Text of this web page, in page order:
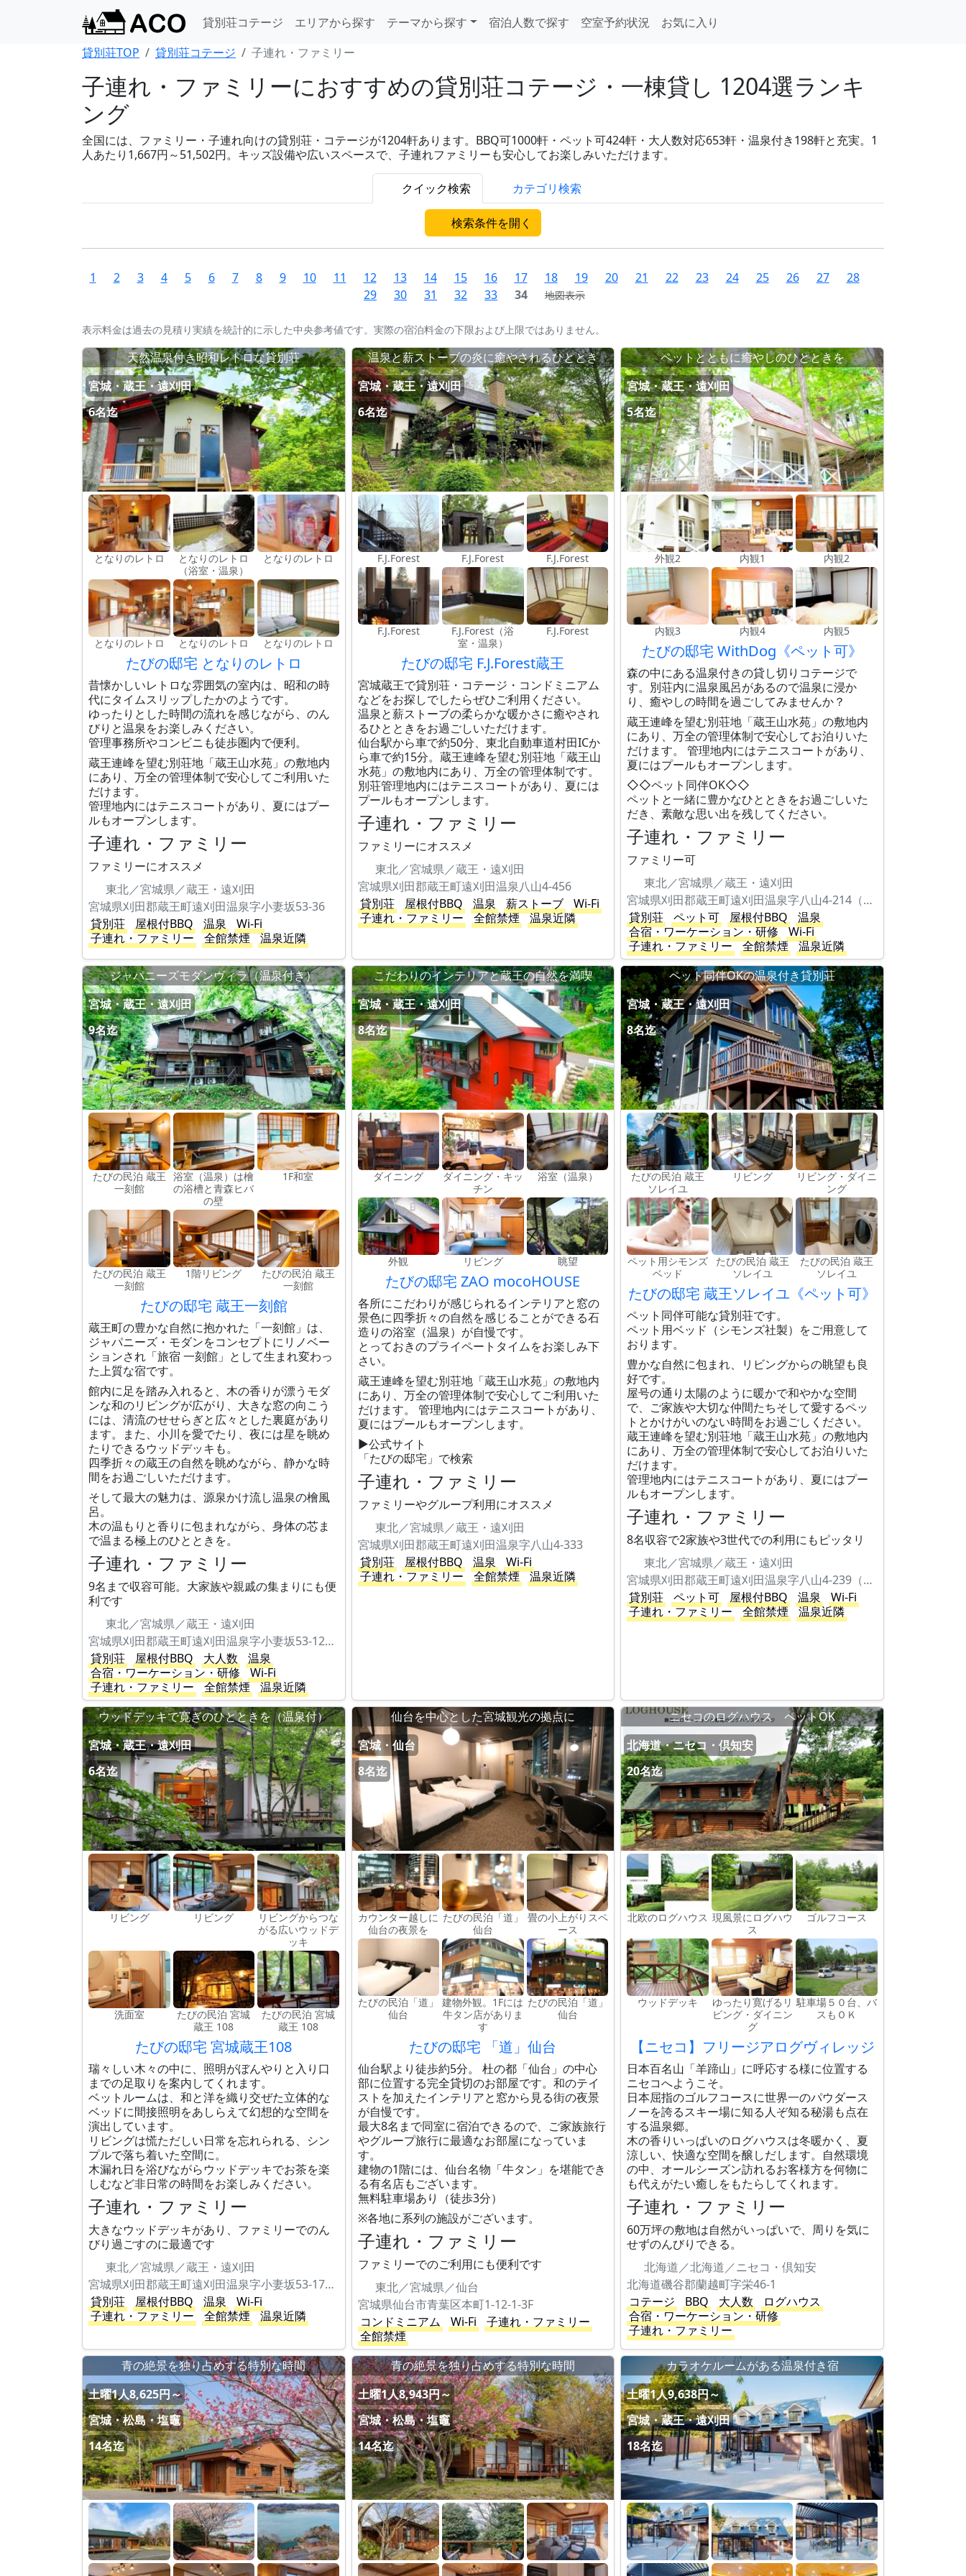
貸別荘コテージ エリアから探す テーマから探す 宿泊人数で探す 空室予約状況
お気に入り
貸別荘TOP
貸別荘コテージ 子連れ・ファミリー
子連れ・ファミリーにおすすめの貸別荘コテージ・一棟貸し 1204選ランキ
ング
全国には、ファミリー・子連れ向けの貸別荘・コテージが1204軒あります。BBQ可1000軒・ペット可424軒・大人数対応653軒・温泉付き198軒と充実。1
人あたり1,667円～51,502円。キッズ設備や広いスペースで、子連れファミリーも安心してお楽しみいただけます。
クイック検索 カテゴリ検索
検索条件を開く
1 2 3 4 5 6 7 8 9 10 11 12 13 14 15 16 17 18 19 20 21 22 23 24 25 26 27
28
29
30 31 32 33 34 地図表示
表示料金は過去の見積り実績を統計的に示した中央参考値です。実際の宿泊料金の下限および上限ではありません。
天然温泉付き昭和レトロな貸別荘
宮城・蔵王・遠刈田
6名迄
となりのレトロ
となりのレトロ
（浴室・温泉）
となりのレトロ
となりのレトロ となりのレトロ となりのレトロ
たびの邸宅 となりのレトロ
昔懐かしいレトロな雰囲気の室内は、昭和の時
代にタイムスリップしたかのようです。
ゆったりとした時間の流れを感じながら、のん
びりと温泉をお楽しみください。
管理事務所やコンビニも徒歩圏内で便利。
蔵王連峰を望む別荘地「蔵王山水苑」の敷地内
にあり、万全の管理体制で安心してご利用いた
だけます。
管理地内にはテニスコートがあり、夏にはプー
ルもオープンします。
子連れ・ファミリー
ファミリーにオススメ
東北／宮城県／蔵王・遠刈田
宮城県刈田郡蔵王町遠刈田温泉字小妻坂53-36
貸別荘
屋根付BBQ 温泉
Wi-Fi
子連れ・ファミリー
全館禁煙 温泉近隣
温泉と薪ストーブの炎に癒やされるひととき
宮城・蔵王・遠刈田
6名迄
F.J.Forest F.J.Forest F.J.Forest
F.J.Forest
F.J.Forest（浴
室・温泉）
F.J.Forest
たびの邸宅 F.J.Forest蔵王
宮城蔵王で貸別荘・コテージ・コンドミニアム
などをお探しでしたらぜひご利用ください。
温泉と薪ストーブの柔らかな暖かさに癒やされ
るひとときをお過ごしいただけます。
仙台駅から車で約50分、東北自動車道村田ICか
ら車で約15分。蔵王連峰を望む別荘地「蔵王山
水苑」の敷地内にあり、万全の管理体制です。
別荘管理地内にはテニスコートがあり、夏には
プールもオープンします。
子連れ・ファミリー
ファミリーにオススメ
東北／宮城県／蔵王・遠刈田
宮城県刈田郡蔵王町遠刈田温泉八山4-456
貸別荘
屋根付BBQ 温泉 薪ストーブ
Wi-Fi
子連れ・ファミリー
全館禁煙 温泉近隣
ペットとともに癒やしのひとときを
宮城・蔵王・遠刈田
5名迄
外観2 内観1 内観2
内観3 内観4 内観5
たびの邸宅 WithDog《ペット可》
森の中にある温泉付きの貸し切りコテージで
す。別荘内に温泉風呂があるので温泉に浸か
り、癒やしの時間を過ごしてみませんか？
蔵王連峰を望む別荘地「蔵王山水苑」の敷地内
にあり、万全の管理体制で安心してお泊りいた
だけます。 管理地内にはテニスコートがあり、
夏にはプールもオープンします。
◇◇ペット同伴OK◇◇
ペットと一緒に豊かなひとときをお過ごしいた
だき、素敵な思い出を残してください。
子連れ・ファミリー
ファミリー可
東北／宮城県／蔵王・遠刈田
宮城県刈田郡蔵王町遠刈田温泉字八山4-214（蔵王山水苑内）
貸別荘
ペット可 屋根付BBQ
温泉
合宿・ワーケーション・研修
Wi-Fi
子連れ・ファミリー
全館禁煙
温泉近隣
ジャパニーズモダンヴィラ（温泉付き）
宮城・蔵王・遠刈田
9名迄
たびの民泊 蔵王
一刻館
浴室（温泉）は檜
の浴槽と青森ヒバ
の壁
1F和室
たびの民泊 蔵王
一刻館
1階リビング
たびの民泊 蔵王
一刻館
たびの邸宅 蔵王一刻館
蔵王町の豊かな自然に抱かれた「一刻館」は、
ジャパニーズ・モダンをコンセプトにリノベー
ションされ「旅宿 一刻館」として生まれ変わっ
た上質な宿です。
館内に足を踏み入れると、木の香りが漂うモダ
ンな和のリビングが広がり、大きな窓の向こう
には、清流のせせらぎと広々とした裏庭があり
ます。また、小川を愛でたり、夜には星を眺め
たりできるウッドデッキも。
四季折々の蔵王の自然を眺めながら、静かな時
間をお過ごしいただけます。
そして最大の魅力は、源泉かけ流し温泉の檜風
呂。
木の温もりと香りに包まれながら、身体の芯ま
で温まる極上のひとときを。
子連れ・ファミリー
9名まで収容可能。大家族や親戚の集まりにも便
利です
東北／宮城県／蔵王・遠刈田
宮城県刈田郡蔵王町遠刈田温泉字小妻坂53-123（蔵王山水苑内）
貸別荘
屋根付BBQ 大人数
温泉
合宿・ワーケーション・研修
Wi-Fi
子連れ・ファミリー
全館禁煙 温泉近隣
こだわりのインテリアと蔵王の自然を満喫
宮城・蔵王・遠刈田
8名迄
ダイニング
ダイニング・キッ
チン
浴室（温泉）
外観 リビング 眺望
たびの邸宅 ZAO mocoHOUSE
各所にこだわりが感じられるインテリアと窓の
景色に四季折々の自然を感じることができる石
造りの浴室（温泉）が自慢です。
とっておきのプライペートタイムをお楽しみ下
さい。
蔵王連峰を望む別荘地「蔵王山水苑」の敷地内
にあり、万全の管理体制で安心してご利用いた
だけます。 管理地内にはテニスコートがあり、
夏にはプールもオープンします。
▶公式サイト
「たびの邸宅」で検索
子連れ・ファミリー
ファミリーやグループ利用にオススメ
東北／宮城県／蔵王・遠刈田
宮城県刈田郡蔵王町遠刈田温泉字八山4-333
貸別荘
屋根付BBQ 温泉
Wi-Fi
子連れ・ファミリー
全館禁煙 温泉近隣
ペット同伴OKの温泉付き貸別荘
宮城・蔵王・遠刈田
8名迄
たびの民泊 蔵王
ソレイユ
リビング
リビング・ダイニ
ング
ペット用シモンズ
ベッド
たびの民泊 蔵王
ソレイユ
たびの民泊 蔵王
ソレイユ
たびの邸宅 蔵王ソレイユ《ペット可》
ペット同伴可能な貸別荘です。
ペット用ベッド（シモンズ社製）をご用意して
おります。
豊かな自然に包まれ、リビングからの眺望も良
好です。
屋号の通り太陽のように暖かで和やかな空間
で、ご家族や大切な仲間たちそして愛するペッ
トとかけがいのない時間をお過ごしください。
蔵王連峰を望む別荘地「蔵王山水苑」の敷地内
にあり、万全の管理体制で安心してお泊りいた
だけます。
管理地内にはテニスコートがあり、夏にはプー
ルもオープンします。
子連れ・ファミリー
8名収容で2家族や3世代での利用にもピッタリ
東北／宮城県／蔵王・遠刈田
宮城県刈田郡蔵王町遠刈田温泉字八山4-239（蔵王山水苑内）
貸別荘
ペット可 屋根付BBQ 温泉
Wi-Fi
子連れ・ファミリー
全館禁煙 温泉近隣
ウッドデッキで寛ぎのひとときを（温泉付）
宮城・蔵王・遠刈田
6名迄
リビング リビング
リビングからつな
がる広いウッドデ
ッキ
洗面室
たびの民泊 宮城
蔵王 108
たびの民泊 宮城
蔵王 108
たびの邸宅 宮城蔵王108
瑞々しい木々の中に、照明がぼんやりと入り口
までの足取りを案内してくれます。
ベットルームは、和と洋を織り交ぜた立体的な
ベッドに間接照明をあしらえて幻想的な空間を
演出しています。
リビングは慌ただしい日常を忘れられる、シン
プルで落ち着いた空間に。
木漏れ日を浴びながらウッドデッキでお茶を楽
しむなど非日常の時間をお楽しみください。
子連れ・ファミリー
大きなウッドデッキがあり、ファミリーでのん
びり過ごすのに最適です
東北／宮城県／蔵王・遠刈田
宮城県刈田郡蔵王町遠刈田温泉字小妻坂53-176（蔵王山水苑内）
貸別荘
屋根付BBQ 温泉
Wi-Fi
子連れ・ファミリー
全館禁煙 温泉近隣
仙台を中心とした宮城観光の拠点に
宮城・仙台
8名迄
カウンター越しに
仙台の夜景を
たびの民泊「道」
仙台
畳の小上がりスペ
ース
たびの民泊「道」
仙台
建物外観。1Fには
牛タン店がありま
す
たびの民泊「道」
仙台
たびの邸宅 「道」仙台
仙台駅より徒歩約5分。 杜の都「仙台」の中心
部に位置する完全貸切のお部屋です。和のテイ
ストを加えたインテリアと窓から見る街の夜景
が自慢です。
最大8名まで同室に宿泊できるので、ご家族旅行
やグループ旅行に最適なお部屋になっていま
す。
建物の1階には、仙台名物「牛タン」を堪能でき
る有名店もございます。
無料駐車場あり（徒歩3分）
※各地に系列の施設がございます。
子連れ・ファミリー
ファミリーでのご利用にも便利です
東北／宮城県／仙台
宮城県仙台市青葉区本町1-12-1-3F
コンドミニアム
Wi-Fi
子連れ・ファミリー
全館禁煙
ニセコのログハウス ペットOK
北海道・ニセコ・倶知安
20名迄
北欧のログハウス 現風景にログハウ
ス
ゴルフコース
ウッドデッキ
ゆったり寛げるリ
ビング・ダイニン
グ
駐車場５０台、バ
スもＯＫ
【ニセコ】フリージアログヴィレッジ
日本百名山「羊蹄山」に呼応する様に位置する
ニセコへようこそ。
日本屈指のゴルフコースに世界一のパウダース
ノーを誇るスキー場に知る人ぞ知る秘湯も点在
する温泉郷。
木の香りいっぱいのログハウスは冬暖かく、夏
涼しい、快適な空間を醸しだします。自然環境
の中、オールシーズン訪れるお客様方を何物に
も代えがたい癒しをもたらしてくれます。
子連れ・ファミリー
60万坪の敷地は自然がいっぱいで、周りを気に
せずのんびりできる。
北海道／北海道／ニセコ・倶知安
北海道磯谷郡蘭越町字栄46-1
コテージ
BBQ 大人数
ログハウス
合宿・ワーケーション・研修
子連れ・ファミリー
青の絶景を独り占めする特別な時間
土曜1人8,625円～
宮城・松島・塩竈
14名迄
青の絶景を独り占めする特別な時間
土曜1人8,943円～
宮城・松島・塩竈
14名迄
カラオケルームがある温泉付き宿
土曜1人9,638円～
宮城・蔵王・遠刈田
18名迄